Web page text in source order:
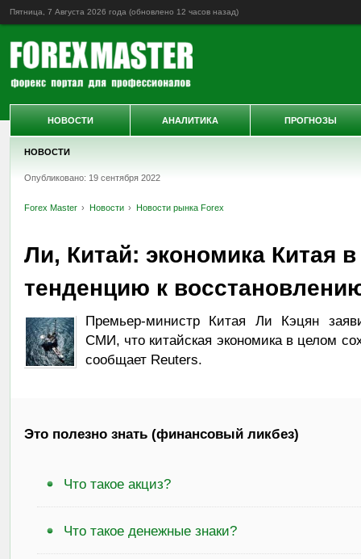
Пятница, 7 Августа 2026 года (обновлено 12 часов назад)
НОВОСТИ
Опубликовано: 19 сентября 2022
Forex Master Новости Новости рынка Forex
Ли, Китай: экономика Китая
тенденцию к
Премьер-министр Китая Ли Кэцян
СМИ, что китайская экономика в целом
сообщает Reuters.
Это полезно знать (финансовый ликбез)
Что такое акциз?
Что такое денежные знаки?
НОВОСТИ АНАЛИТИКА ПРОГНОЗЫ